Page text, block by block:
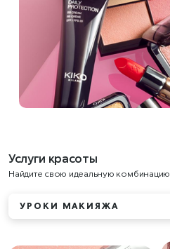
Услуги красоты
Найдите свою идеальную комбинацию
УРОКИ МАКИЯЖА